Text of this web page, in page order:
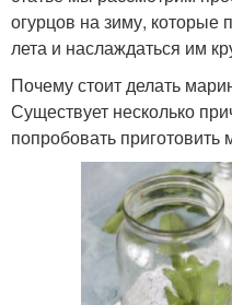
огурцов на зиму, которые
лета и наслаждаться им
Почему стоит делать
Существует несколько
попробовать